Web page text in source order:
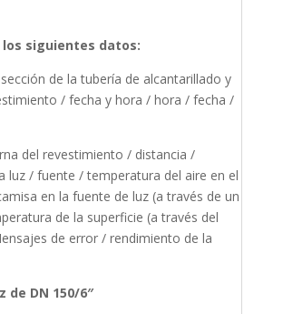
siguientes datos:
de la tubería de alcantarillado y
/ fecha y hora / hora / fecha /
del revestimiento / distancia /
luz / fuente / temperatura del aire en el
en la fuente de luz (a través de un
de la superficie (a través del
de error / rendimiento de la
de DN 150/6″